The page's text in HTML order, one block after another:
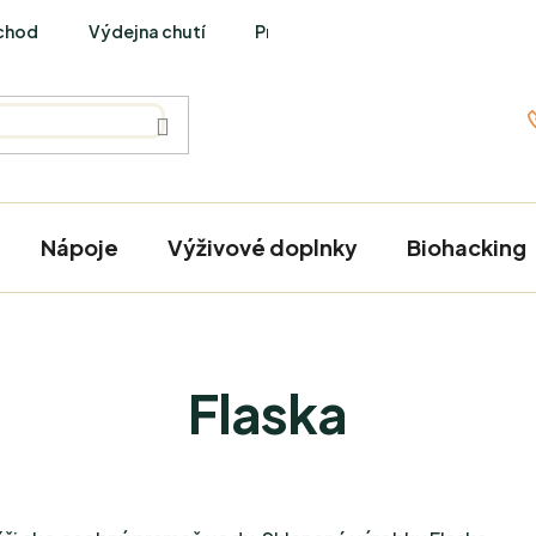
Výdejna chutí PraveBio Interviews
Nápoje Výživové doplnky Biohacking
Flaska